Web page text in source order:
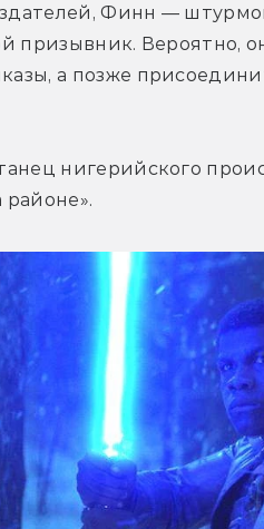
Финн —
призывник. Вероятно,
а позже
нигерийского